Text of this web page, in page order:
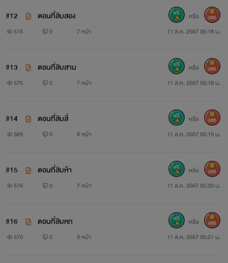
#12 ตอนที่สิบสอง
615 0 7 หน้า 11 ส.ค. 2567 05:18 น.
หรือ 500
#13 ตอนที่สิบสาม
575 0 7 หน้า 11 ส.ค. 2567 05:18 น.
หรือ 500
#14 ตอนที่สิบสี่
569 0 8 หน้า 11 ส.ค. 2567 05:19 น.
หรือ 500
#15 ตอนที่สิบห้า
576 0 7 หน้า 11 ส.ค. 2567 05:20 น.
หรือ 500
#16 ตอนที่สิบหก
570 0 8 หน้า 11 ส.ค. 2567 05:21 น.
หรือ 500